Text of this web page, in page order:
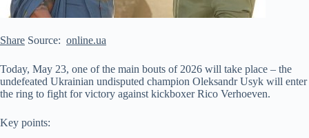
Share Source: online.ua
Today, May 23, one of the main bouts of 2026 will take place – the
undefeated Ukrainian undisputed champion Oleksandr Usyk will enter
the ring to fight for victory against kickboxer Rico Verhoeven.
Key points: